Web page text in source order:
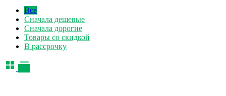
Все
Сначала дешевые
Сначала дорогие
Товары со скидкой
В рассрочку